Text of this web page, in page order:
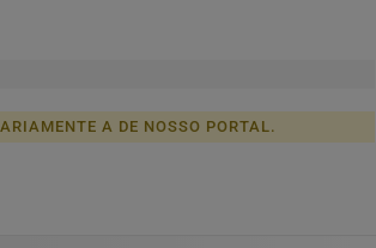
A DE NOSSO PORTAL.